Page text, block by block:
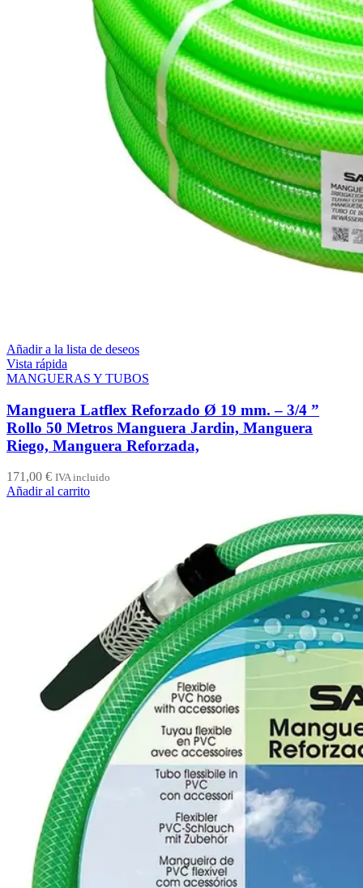
Añadir a la lista de deseos
Vista rápida
MANGUERAS Y TUBOS
Manguera Latflex Reforzado Ø 19 mm. – 3/4 ”
Rollo 50 Metros Manguera Jardin, Manguera
Riego, Manguera Reforzada,
171,00 € IVA incluido
Añadir al carrito